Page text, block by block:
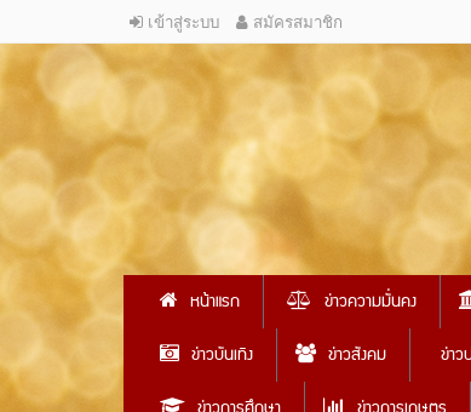
เข้าสู่ระบบ สมัครสมาชิก
หน้าแรก ข่าวความมั่นคง
ข่าวบันเทิง
ข่าวสังคม ข่า